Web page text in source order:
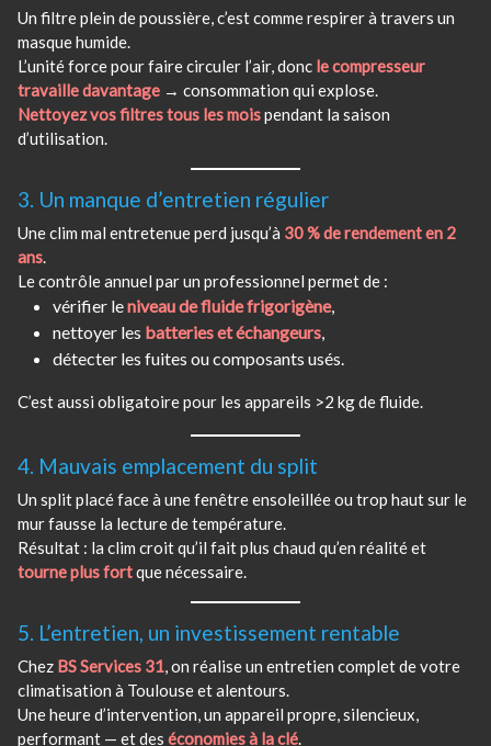
Un filtre plein de poussière, c’est comme respirer à travers un
masque humide.
L’unité force pour faire circuler l’air, donc le compresseur
travaille davantage → consommation qui explose.
Nettoyez vos filtres tous les moispendant la saison
d’utilisation.
3. Un manque d’entretien régulier
Une clim mal entretenue perd jusqu’à 30 % de rendement en 2
ans.
Le contrôle annuel par un professionnel permet de :
vérifier leniveau de fluide frigorigène,
nettoyer les batteries et échangeurs,
détecter les fuites ou composants usés.
C’est aussi obligatoire pour les appareils >2 kg de fluide.
4. Mauvais emplacement du split
Un split placé face à une fenêtre ensoleillée ou trop haut sur le
mur fausse la lecture de température.
Résultat : la clim croit qu’il fait plus chaud qu’en réalité et
tourne plus fortque nécessaire.
5. L’entretien, un investissement rentable
Chez BS Services 31, on réalise un entretien complet de votre
climatisation à Toulouse et alentours.
Une heure d’intervention, un appareil propre, silencieux,
performant — et des économies à la clé.